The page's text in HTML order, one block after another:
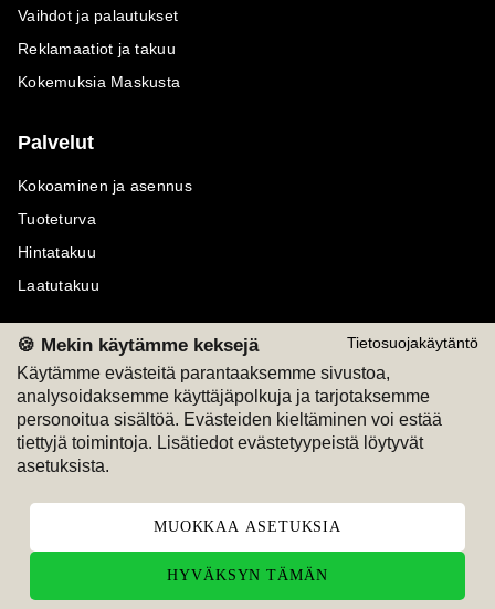
Tietosuojakäytäntö
🍪 Mekin käytämme keksejä
Käytämme evästeitä parantaaksemme sivustoa,
analysoidaksemme käyttäjäpolkuja ja tarjotaksemme
personoitua sisältöä. Evästeiden kieltäminen voi estää
tiettyjä toimintoja. Lisätiedot evästetyypeistä löytyvät
asetuksista.
MUOKKAA ASETUKSIA
HYVÄKSYN TÄMÄN
Vaihdot ja palautukset
Reklamaatiot ja takuu
Kokemuksia Maskusta
Palvelut
Kokoaminen ja asennus
Tuoteturva
Hintatakuu
Laatutakuu
Maksutavat
M
Seuraa meitä